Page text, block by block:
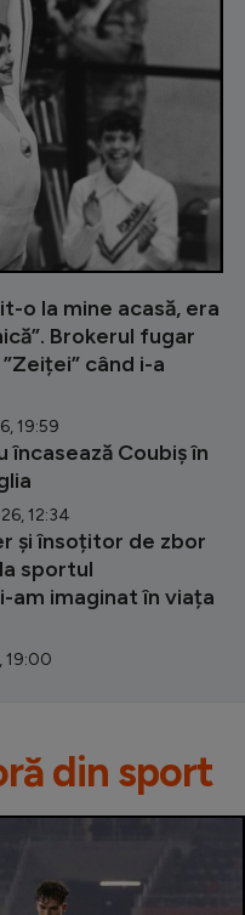
o la mine acasă, era
Brokerul fugar
când i-a
19:59
încasează Coubiș în
12:34
și însoțitor de zbor
sportul
am imaginat în viața
19:00
din sport